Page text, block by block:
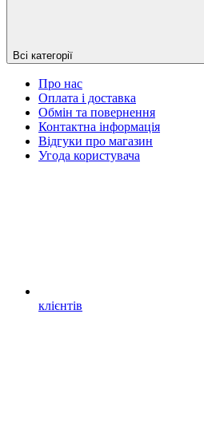
Всі категорії
Про нас
Оплата і доставка
Обмін та повернення
Контактна інформація
Відгуки про магазин
Угода користувача
клієнтів